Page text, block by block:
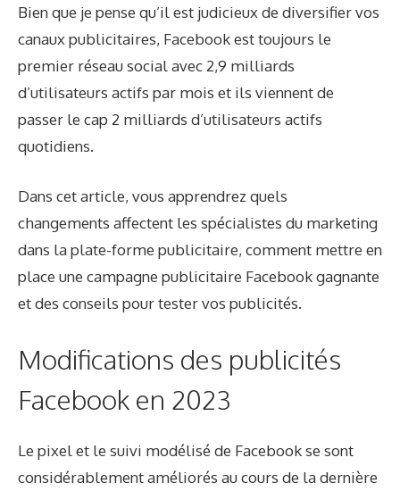
Bien que je pense qu’il est judicieux de diversifier vos
canaux publicitaires, Facebook est toujours le
premier réseau social avec 2,9 milliards
d’utilisateurs actifs par mois et ils viennent de
passer le cap 2 milliards d’utilisateurs actifs
quotidiens.
Dans cet article, vous apprendrez quels
changements affectent les spécialistes du marketing
dans la plate-forme publicitaire, comment mettre en
place une campagne publicitaire Facebook gagnante
et des conseils pour tester vos publicités.
Modifications des publicités
Facebook en 2023
Le pixel et le suivi modélisé de Facebook se sont
considérablement améliorés au cours de la dernière